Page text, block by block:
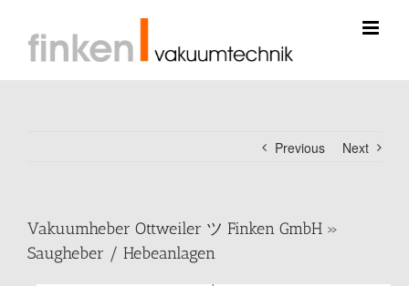
content
Previous Next
Vakuumheber Ottweiler ツ Finken GmbH »
Saugheber / Hebeanlagen